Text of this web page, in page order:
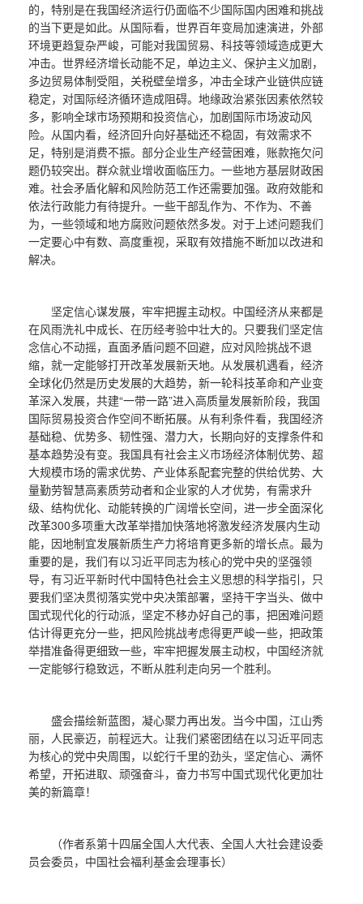
的，特别是在我国经济运行仍面临不少国际国内困难和挑战
的当下更是如此。从国际看，世界百年变局加速演进，外部
环境更趋复杂严峻，可能对我国贸易、科技等领域造成更大
冲击。世界经济增长动能不足，单边主义、保护主义加剧，
多边贸易体制受阻，关税壁垒增多，冲击全球产业链供应链
稳定，对国际经济循环造成阻碍。地缘政治紧张因素依然较
多，影响全球市场预期和投资信心，加剧国际市场波动风
险。从国内看，经济回升向好基础还不稳固，有效需求不
足，特别是消费不振。部分企业生产经营困难，账款拖欠问
题仍较突出。群众就业增收面临压力。一些地方基层财政困
难。社会矛盾化解和风险防范工作还需要加强。政府效能和
依法行政能力有待提升。一些干部乱作为、不作为、不善
为，一些领域和地方腐败问题依然多发。对于上述问题我们
一定要心中有数、高度重视，采取有效措施不断加以改进和
解决。
坚定信心谋发展，牢牢把握主动权。中国经济从来都是
在风雨洗礼中成长、在历经考验中壮大的。只要我们坚定信
念信心不动摇，直面矛盾问题不回避，应对风险挑战不退
缩，就一定能够打开改革发展新天地。从发展机遇看，经济
全球化仍然是历史发展的大趋势，新一轮科技革命和产业变
革深入发展，共建“一带一路”进入高质量发展新阶段，我国
国际贸易投资合作空间不断拓展。从有利条件看，我国经济
基础稳、优势多、韧性强、潜力大，长期向好的支撑条件和
基本趋势没有变。我国具有社会主义市场经济体制优势、超
大规模市场的需求优势、产业体系配套完整的供给优势、大
量勤劳智慧高素质劳动者和企业家的人才优势，有需求升
级、结构优化、动能转换的广阔增长空间，进一步全面深化
改革300多项重大改革举措加快落地将激发经济发展内生动
能，因地制宜发展新质生产力将培育更多新的增长点。最为
重要的是，我们有以习近平同志为核心的党中央的坚强领
导，有习近平新时代中国特色社会主义思想的科学指引，只
要我们坚决贯彻落实党中央决策部署，坚持干字当头、做中
国式现代化的行动派，坚定不移办好自己的事，把困难问题
估计得更充分一些，把风险挑战考虑得更严峻一些，把政策
举措准备得更细致一些，牢牢把握发展主动权，中国经济就
一定能够行稳致远，不断从胜利走向另一个胜利。
盛会描绘新蓝图，凝心聚力再出发。当今中国，江山秀
丽，人民豪迈，前程远大。让我们紧密团结在以习近平同志
为核心的党中央周围，以蛇行千里的劲头，坚定信心、满怀
希望，开拓进取、顽强奋斗，奋力书写中国式现代化更加壮
美的新篇章！
（作者系第十四届全国人大代表、全国人大社会建设委
员会委员，中国社会福利基金会理事长）